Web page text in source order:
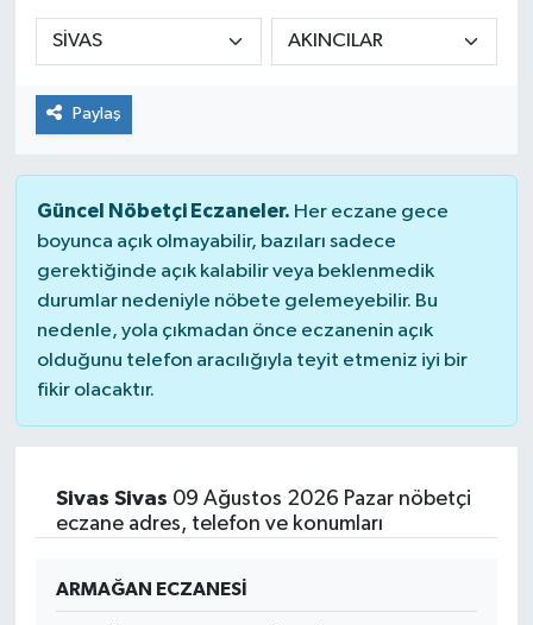
Paylaş
Güncel Nöbetçi Eczaneler. Her eczane gece
boyunca açık olmayabilir, bazıları sadece
gerektiğinde açık kalabilir veya beklenmedik
durumlar nedeniyle nöbete gelemeyebilir. Bu
nedenle, yola çıkmadan önce eczanenin açık
olduğunu telefon aracılığıyla teyit etmeniz iyi bir
fikir olacaktır.
Sivas Sivas 09 Ağustos 2026 Pazar nöbetçi
eczane adres, telefon ve konumları
ARMAĞAN ECZANESİ
Siyaset
Spor